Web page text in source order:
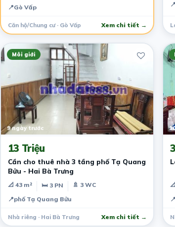
📍Gò Vấp
Căn hộ/Chung cư · Gò Vấp Xem chi tiết →
📍
Môi giới
9 ngày trước
13 Triệu
Cần cho thuê nhà 3 tầng phố Tạ Quang
Bửu - Hai Bà Trưng
📐 43 m² 🛏 3 PN
🚿 3 WC
📍phố Tạ Quang Bửu
Nhà riêng · Hai Bà Trưng Xem chi tiết →
📍